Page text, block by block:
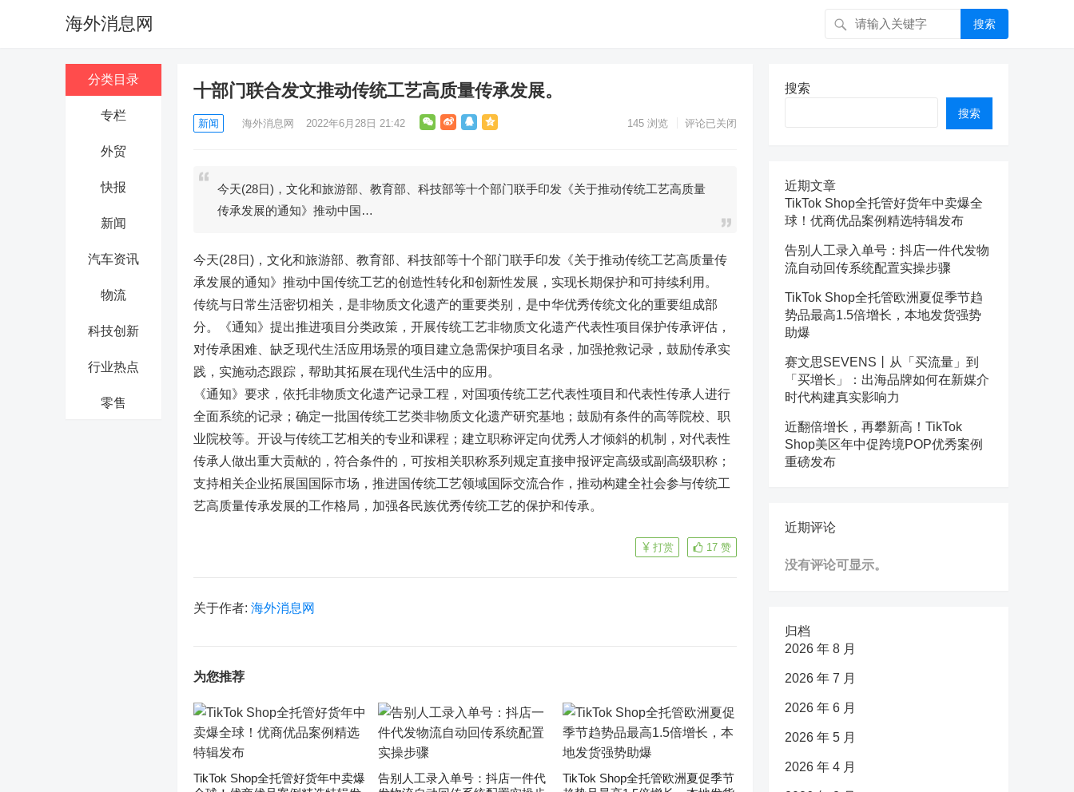
海外消息网 搜索
分类目录
专栏
外贸
快报
新闻
汽车资讯
物流
科技创新
行业热点
零售
十部门联合发文推动传统工艺高质量传承发展。
新闻 海外消息网 2022年6月28日 21:42 145 浏览 评论已关闭
今天(28日)，文化和旅游部、教育部、科技部等十个部门联手印发《关于推动传统工艺高质量
传承发展的通知》推动中国…
今天(28日)，文化和旅游部、教育部、科技部等十个部门联手印发《关于推动传统工艺高质量传
承发展的通知》推动中国传统工艺的创造性转化和创新性发展，实现长期保护和可持续利用。
传统与日常生活密切相关，是非物质文化遗产的重要类别，是中华优秀传统文化的重要组成部
分。《通知》提出推进项目分类政策，开展传统工艺非物质文化遗产代表性项目保护传承评估，
对传承困难、缺乏现代生活应用场景的项目建立急需保护项目名录，加强抢救记录，鼓励传承实
践，实施动态跟踪，帮助其拓展在现代生活中的应用。
《通知》要求，依托非物质文化遗产记录工程，对国项传统工艺代表性项目和代表性传承人进行
全面系统的记录；确定一批国传统工艺类非物质文化遗产研究基地；鼓励有条件的高等院校、职
业院校等。开设与传统工艺相关的专业和课程；建立职称评定向优秀人才倾斜的机制，对代表性
传承人做出重大贡献的，符合条件的，可按相关职称系列规定直接申报评定高级或副高级职称；
支持相关企业拓展国国际市场，推进国传统工艺领域国际交流合作，推动构建全社会参与传统工
艺高质量传承发展的工作格局，加强各民族优秀传统工艺的保护和传承。
17 赞
打赏
关于作者: 海外消息网
为您推荐
TikTok Shop全托管好货年中卖爆
告别人工录入单号：抖店一件代
TikTok Shop全托管欧洲夏促季节
搜索
搜索
近期文章
TikTok Shop全托管好货年中卖爆全
球！优商优品案例精选特辑发布
告别人工录入单号：抖店一件代发物
流自动回传系统配置实操步骤
TikTok Shop全托管欧洲夏促季节趋
势品最高1.5倍增长，本地发货强势
助爆
赛文思SEVENS丨从「买流量」到
「买增长」：出海品牌如何在新媒介
时代构建真实影响力
近翻倍增长，再攀新高！TikTok
Shop美区年中促跨境POP优秀案例
重磅发布
近期评论
没有评论可显示。
归档
2026 年 8 月
2026 年 7 月
2026 年 6 月
2026 年 5 月
2026 年 4 月